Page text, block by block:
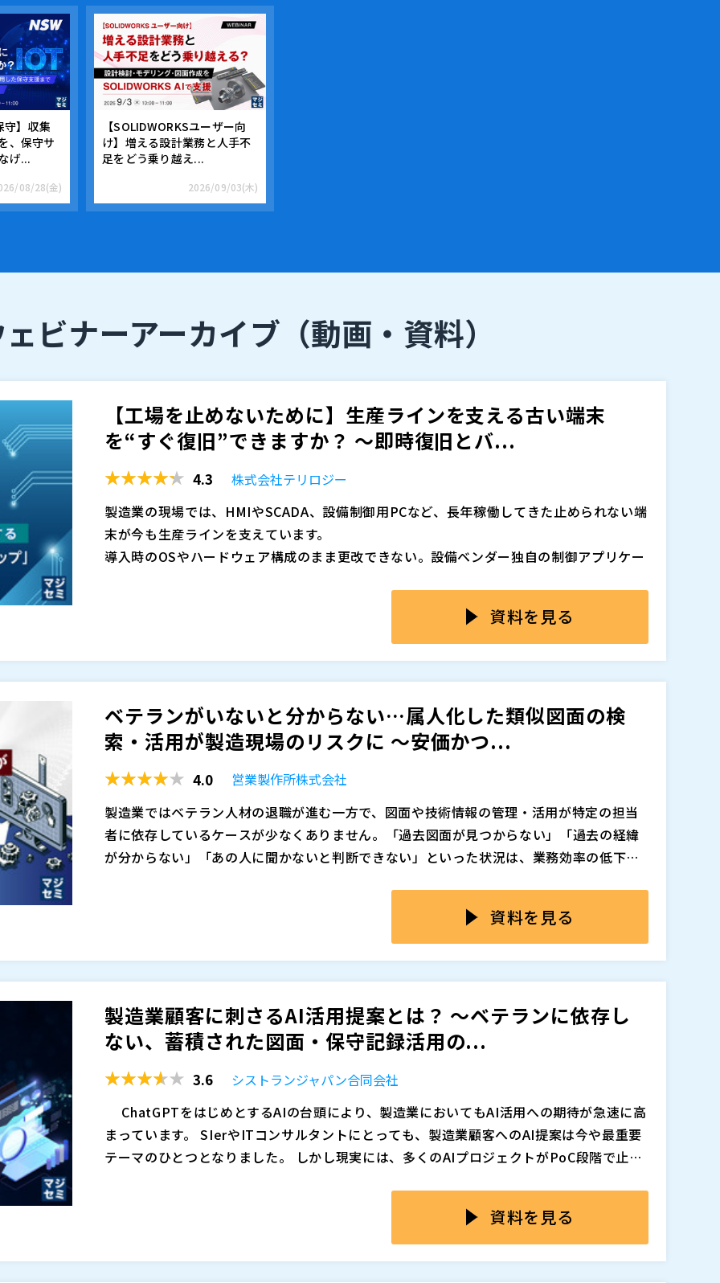
守】収集
、保守サ
げ...
08/28(金)
【SOLIDWORKSユーザー向
け】増える設計業務と人手不
足をどう乗り越え...
2026/09/03(木)
ビナーアーカイブ （動画・資料）
【工場を止めないために】生産ラインを支える古い端末
を“すぐ復旧”できますか？ ～即時復旧とバ...
4.3
株式会社テリロジー
製造業の現場では、HMIやSCADA、設備制御用PCなど、長年稼働してきた止められない端
末が今も生産ラインを支えています。
導入時のOSやハードウェア構成のまま更改できない。設備ベンダー独自の制御アプリケー
しかしながら、古い工場端末はトラブル発生時の復旧が想像以上に困難です。
に直結します。
例えば、 「バックアップはあるが、復元に半日以上かかる」 「予備機はあるが、最新状態
たこともあるのではないでしょうか。
復旧手順書があり、バックアップも取っている。それでも、手順は煩雑で、検証や再構築
にも時間がかかります。
本セミナーでは、Salvador Technologies社の即時復旧ソリューション「Cyber Recover
具体的には、 ・リストアを待たず30秒で復旧する仕組み ・特許取得済みエアギャップ技術
と3層ディスク構成によるバックアップ保護 ・OS・ライセンス・設定を丸ごと守るイメー
ジバックアップ ・IT担当不在でも現場で完結できる運用設計 を、導入事例を交えながら紹
介します。
「バックアップデータを守る」だけでなく、“現場を止めない”復旧体制をどう構築する
か。復旧時間を限りなくゼロに近づける現実的な方法を提示します。
・工場や製造現場の情報システム／設備管理を担当している方 ・HMIやSCADAなど旧端末
のバックアップ運用に不安を感じている方 ・ランサムウェア対策と迅速な現場復旧を両立
したい方 ・生産停止リスクを最小化するBCP強化を検討している方
株式会社テリロジー（ ）
※共催、協賛、協力、講演企業は将来的に追加、削除される可能性があります。
資料を見る
ベテランがいないと分からない…属人化した類似図面の検
索・活用が製造現場のリスクに 〜安価かつ...
4.0
営業製作所株式会社
製造業ではベテラン人材の退職が進む一方で、図面や技術情報の管理・活用が特定の担当
者に依存しているケースが少なくありません。「過去図面が見つからない」「過去の経緯
が分からない」「あの人に聞かないと判断できない」といった状況は、業務効率の低下だ
質情報、過去の対応履歴なども分散管理されているため、情報活用が進まず、属人化が温
存されてしまいます。技術継承を実現するためには、図面を中心に必要な情報へ誰でもア
本セミナーでは、AIを活用した図面検索・管理サービス「G図面」をもとに、製造業におけ
の一括データ化機能などを解説します。属人化の解消、技術資産の共有、業務効率化を実
現する具体的な活用方法や導入事例についてもご紹介します。
営業製作所株式会社（）
マジセミ株式会社（ ）
資料を見る
製造業顧客に刺さるAI活用提案とは？ 〜ベテランに依存し
ない、蓄積された図面・保守記録活用の...
3.6
シストランジャパン合同会社
ChatGPTをはじめとするAIの台頭により、製造業においてもAI活用への期待が急速に高
まっています。 SIerやITコンサルタントにとっても、製造業顧客へのAI提案は今や最重要
テーマのひとつとなりました。 しかし現実には、多くのAIプロジェクトがPoC段階で止ま
r・ITコンサルタントにとって急務の課題となっています。
AIへの期待が高まる中、「まず導入ありき」で進むプロジェクトが増えており、課題の定
義が不十分なままPoC段階で止まってしまうケースが後を絶ちません。 しかしAIはあくま
では、製造業顧客が本当に困っていることは何か。 例えば、ベテラン社員に聞かないと
資料を見る